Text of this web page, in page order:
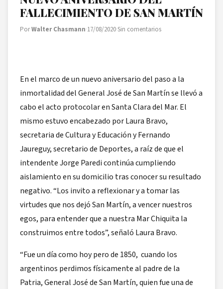
FALLECIMIENTO DE SAN MARTÍN
PorWalter Chasmann·17/08/2020·Sin comentarios
En el marco de un nuevo aniversario del paso a la
inmortalidad del General José de San Martín se llevó a
cabo el acto protocolar en Santa Clara del Mar. El
mismo estuvo encabezado por Laura Bravo,
secretaria de Cultura y Educación y Fernando
Jaureguy, secretario de Deportes, a raíz de que el
intendente Jorge Paredi continúa cumpliendo
aislamiento en su domicilio tras conocer su resultado
negativo. “Los invito a reflexionar y a tomar las
virtudes que nos dejó San Martín, a vencer nuestros
egos, para entender que a nuestra Mar Chiquita la
construimos entre todos”, señaló Laura Bravo.
“Fue un día como hoy pero de 1850, cuando los
argentinos perdimos físicamente al padre de la
Patria, General José de San Martín, quien fue una de